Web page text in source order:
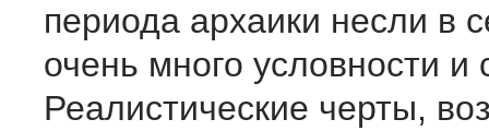
периода архаики несли в
очень много условности и
Реалистические черты,